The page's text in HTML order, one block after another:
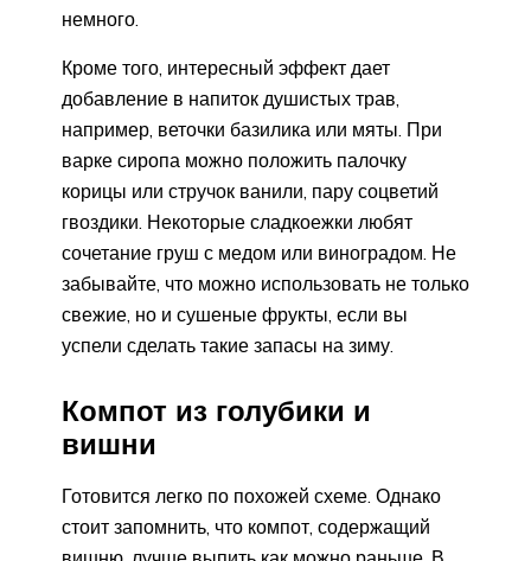
немного.
Кроме того, интересный эффект дает
добавление в напиток душистых трав,
например, веточки базилика или мяты. При
варке сиропа можно положить палочку
корицы или стручок ванили, пару соцветий
гвоздики. Некоторые сладкоежки любят
сочетание груш с медом или виноградом. Не
забывайте, что можно использовать не только
свежие, но и сушеные фрукты, если вы
успели сделать такие запасы на зиму.
Компот из голубики и
вишни
Готовится легко по похожей схеме. Однако
стоит запомнить, что компот, содержащий